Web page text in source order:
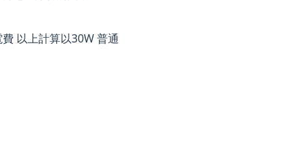
以上計算以30W 普通